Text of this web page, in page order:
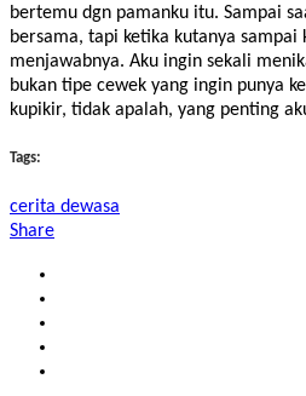
bertemu dgn pamanku itu. Sampai
bersama, tapi ketika kutanya
menjawabnya. Aku ingin sekali
bukan tipe cewek yang ingin punya
kupikir, tidak apalah, yang penting
Tags:
cerita dewasa
Share